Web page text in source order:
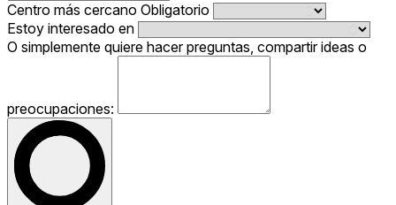
Centro más cercano Obligatorio
Estoy interesado en
O simplemente quiere hacer preguntas, compartir ideas o
preocupaciones: